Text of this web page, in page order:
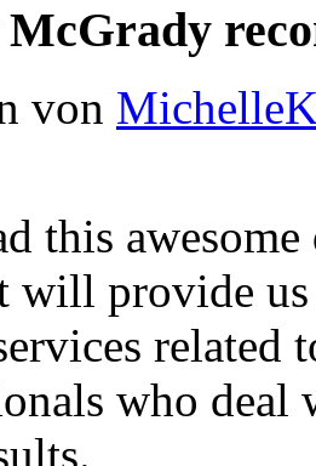
von
this
will provide
who